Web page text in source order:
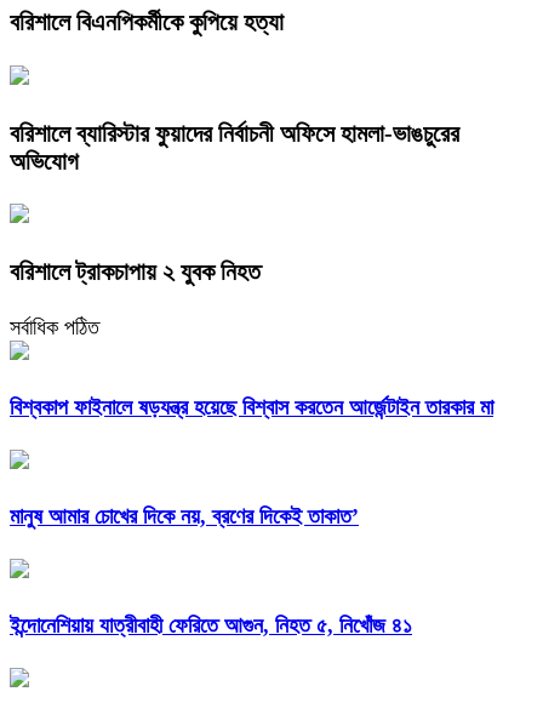
বরিশালে বিএনপিকর্মীকে কুপিয়ে হত্যা
বরিশালে ব্যারিস্টার ফুয়াদের নির্বাচনী অফিসে হামলা-ভাঙচুরের
অভিযোগ
বরিশালে ট্রাকচাপায় ২ যুবক নিহত
সর্বাধিক পঠিত
বিশ্বকাপ ফাইনালে ষড়যন্ত্র হয়েছে বিশ্বাস করতেন আর্জেন্টাইন তারকার মা
মানুষ আমার চোখের দিকে নয়, ব্রণের দিকেই তাকাত’
ইন্দোনেশিয়ায় যাত্রীবাহী ফেরিতে আগুন, নিহত ৫, নিখোঁজ ৪১